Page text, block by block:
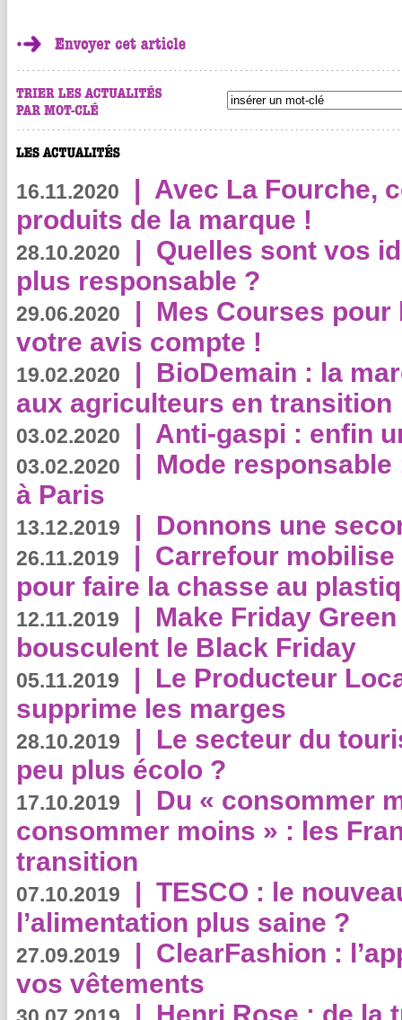
16.11.2020 | Avec La Fourche,
produits de la marque !
28.10.2020 | Quelles sont vos
plus responsable ?
29.06.2020 | Mes Courses pour
votre avis compte !
19.02.2020 | BioDemain : la
aux agriculteurs en transition
03.02.2020 | Anti-gaspi : enfin
03.02.2020 | Mode
à Paris
13.12.2019 | Donnons une
26.11.2019 | Carrefour
pour faire la chasse au
12.11.2019 | Make Friday
bousculent le Black Friday
05.11.2019 | Le Producteur
supprime les marges
28.10.2019 | Le secteur du
peu plus écolo ?
17.10.2019 | Du « consommer
consommer moins » : les
transition
07.10.2019 | TESCO : le
l’alimentation plus saine ?
27.09.2019 | ClearFashion :
vos vêtements